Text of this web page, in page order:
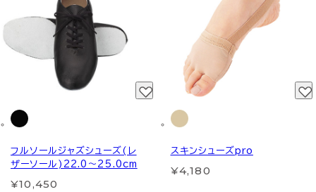
フルソールジャズシューズ(レ
ザーソール)22.0～25.0cm
¥10,450
スキンシューズpro
¥4,180